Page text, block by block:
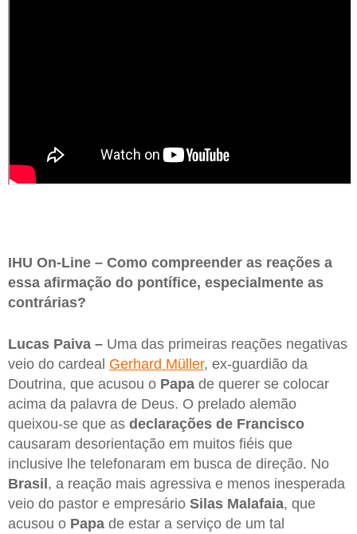
IHU On-Line – Como compreender as reações a
essa afirmação do pontífice, especialmente as
contrárias?
Lucas Paiva – Uma das primeiras reações negativas
veio do cardeal Gerhard Müller, ex-guardião da
Doutrina, que acusou o Papa de querer se colocar
acima da palavra de Deus. O prelado alemão
queixou-se que as declarações de Francisco
causaram desorientação em muitos fiéis que
inclusive lhe telefonaram em busca de direção. No
Brasil, a reação mais agressiva e menos inesperada
veio do pastor e empresário Silas Malafaia, que
acusou o Papa de estar a serviço de um tal